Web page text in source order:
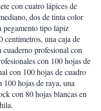
con cuatro lápices de
dos de tinta color
pegamento tipo lápiz
centímetros, una caja de
cuaderno profesional con
con 100 hojas de
con 100 hojas de cuadro
100 hojas de raya, una
con 80 hojas blancas en